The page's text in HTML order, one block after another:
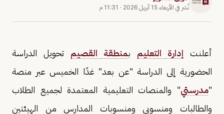
نُشر في الأربعاء 15 أبريل 2026 · 11:31 م
أعلنت إدارة التعليم بمنطقة القصيم تحويل الدراسة
الحضورية إلى الدراسة "عن بعد" غدًا الخميس عبر منصة
"مدرستي" والمنصات التعليمية المعتمدة لجميع الطلاب
والطالبات ومنسوبي ومنسوبات المدارس من الهيئتين